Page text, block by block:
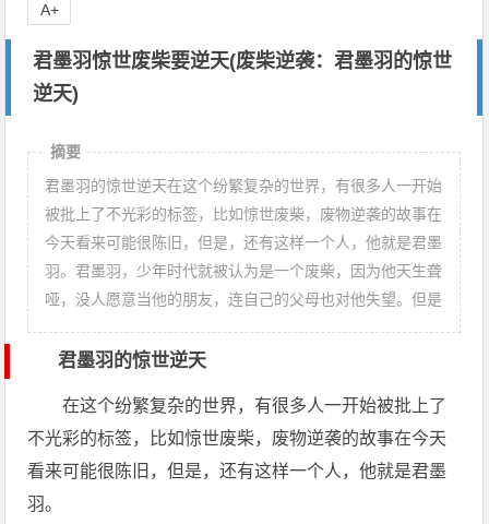
君墨羽惊世废柴要逆天(废柴逆袭：君墨羽的惊世
逆天)
A+
摘要
君墨羽的惊世逆天在这个纷繁复杂的世界，有很多人一开始
被批上了不光彩的标签，比如惊世废柴，废物逆袭的故事在
今天看来可能很陈旧，但是，还有这样一个人，他就是君墨
羽。君墨羽，少年时代就被认为是一个废柴，因为他天生聋
哑，没人愿意当他的朋友，连自己的父母也对他失望。但是
君墨羽的惊世逆天
在这个纷繁复杂的世界，有很多人一开始被批上了
不光彩的标签，比如惊世废柴，废物逆袭的故事在今天
看来可能很陈旧，但是，还有这样一个人，他就是君墨
羽。